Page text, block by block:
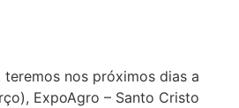
nos próximos dias a
ExpoAgro – Santo Cristo